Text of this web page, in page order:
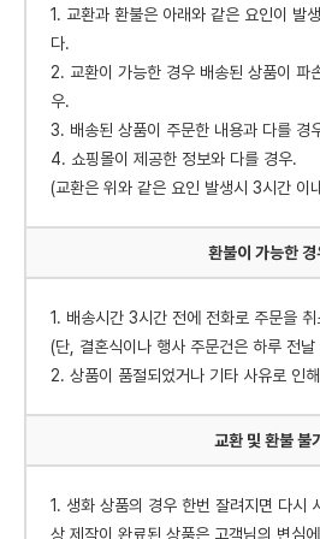
1. 교환과 환불은 아래와 같은 요인이 발
다.
2. 교환이 가능한 경우 배송된 상품이 파
우.
3. 배송된 상품이 주문한 내용과 다를 경
4. 쇼핑몰이 제공한 정보와 다를 경우.
(교환은 위와 같은 요인 발생시 3시간 이
환불이 가능한 경
1. 배송시간 3시간 전에 전화로 주문을
(단, 결혼식이나 행사 주문건은 하루 전날
2. 상품이 품절되었거나 기타 사유로 인
교환 및 환불 불
1. 생화 상품의 경우 한번 잘려지면 다시
상 제작이 완료된 상품은 고객님의 변심